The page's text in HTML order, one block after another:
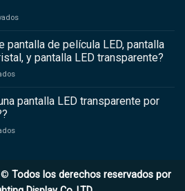
en
elegir
un
fabricante
LED
pantalla de película LED, pantalla
y pantalla LED transparente?
en
entre
pantalla
película
película
pantalla LED transparente por
en
pantalla
LED
© Todos los derechos reservados por